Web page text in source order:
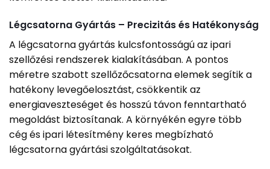
Légcsatorna Gyártás – Precizitás és Hatékonyság
A légcsatorna gyártás kulcsfontosságú az ipari
szellőzési rendszerek kialakításában. A pontos
méretre szabott szellőzőcsatorna elemek segítik a
hatékony levegőelosztást, csökkentik az
energiaveszteséget és hosszú távon fenntartható
megoldást biztosítanak. A környékén egyre több
cég és ipari létesítmény keres megbízható
légcsatorna gyártási szolgáltatásokat.